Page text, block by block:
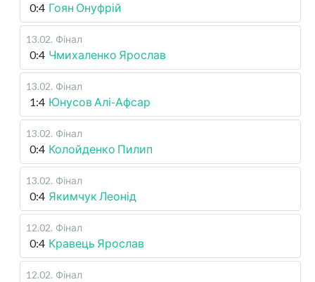
0:4 Гоян Онуфрій
13.02. Фінал
0:4 Чмихаленко Ярослав
13.02. Фінал
1:4 Юнусов Алі-Афсар
13.02. Фінал
0:4 Колойденко Пилип
13.02. Фінал
0:4 Якимчук Леонід
12.02. Фінал
0:4 Кравець Ярослав
12.02. Фінал